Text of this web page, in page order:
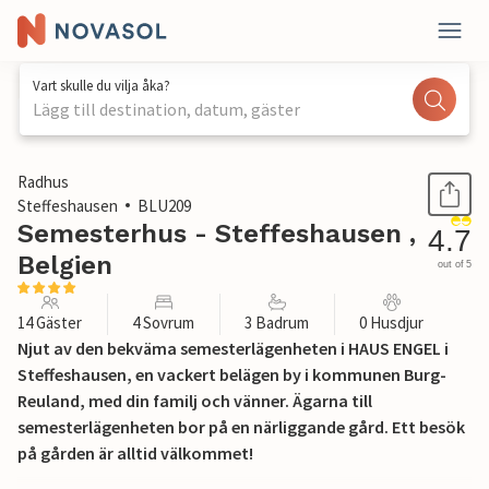
Vart skulle du vilja åka?
Lägg till destination, datum, gäster
1 / 30
Radhus
Steffeshausen
BLU209
Semesterhus - Steffeshausen ,
Belgien
4.7
out of 5
14 Gäster 4 Sovrum 3 Badrum 0 Husdjur
Njut av den bekväma semesterlägenheten i HAUS ENGEL i
Steffeshausen, en vackert belägen by i kommunen Burg-
Reuland, med din familj och vänner. Ägarna till
semesterlägenheten bor på en närliggande gård. Ett besök
på gården är alltid välkommet!